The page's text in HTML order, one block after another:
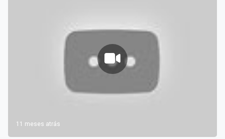
11 meses atrás